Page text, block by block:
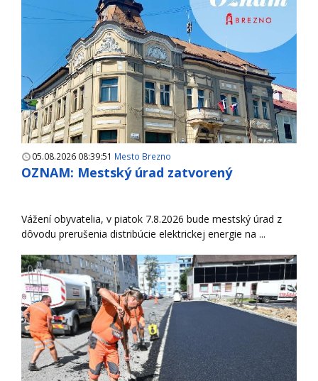
05.08.2026 08:39:51 Mesto Brezno
OZNAM: Mestský úrad zatvorený
Vážení obyvatelia, v piatok 7.8.2026 bude mestský úrad z
dôvodu prerušenia distribúcie elektrickej energie na ...